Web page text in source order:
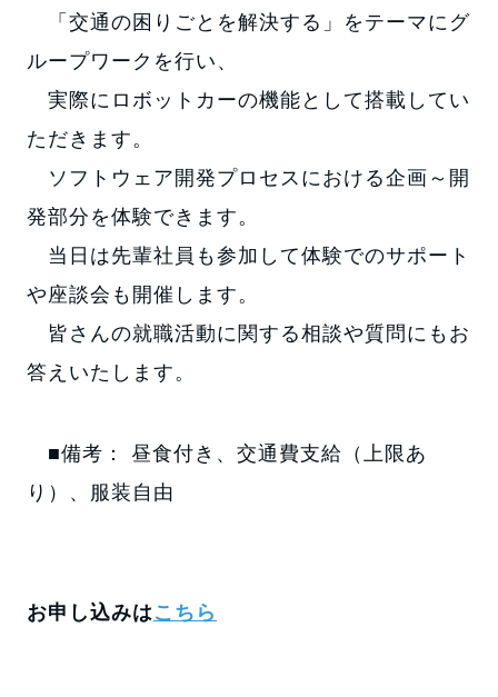
「交通の困りごとを解決する」をテーマにグ
ループワークを行い、
実際にロボットカーの機能として搭載してい
ただきます。
ソフトウェア開発プロセスにおける企画～開
発部分を体験できます。
当日は先輩社員も参加して体験でのサポート
や座談会も開催します。
皆さんの就職活動に関する相談や質問にもお
答えいたします。
■備考： 昼食付き、交通費支給（上限あ
り）、服装自由
お申し込みはこちら